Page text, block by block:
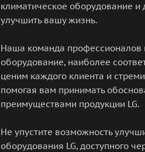
климатическое оборудование и
улучшить вашу жизнь.
Наша команда профессионалов
оборудование, наиболее
ценим каждого клиента и
помогая вам принимать
преимуществами продукции LG.
Не упустите возможность
оборудования LG, доступного